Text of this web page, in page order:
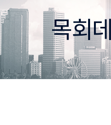
목회